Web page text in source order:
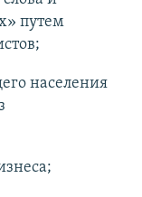
путем
населения